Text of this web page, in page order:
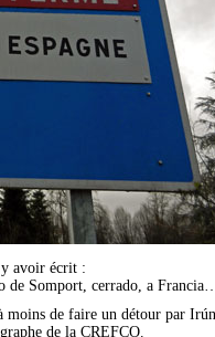
avoir écrit :
de Somport, cerrado, a
moins de faire un détour par
de la CREFCO.